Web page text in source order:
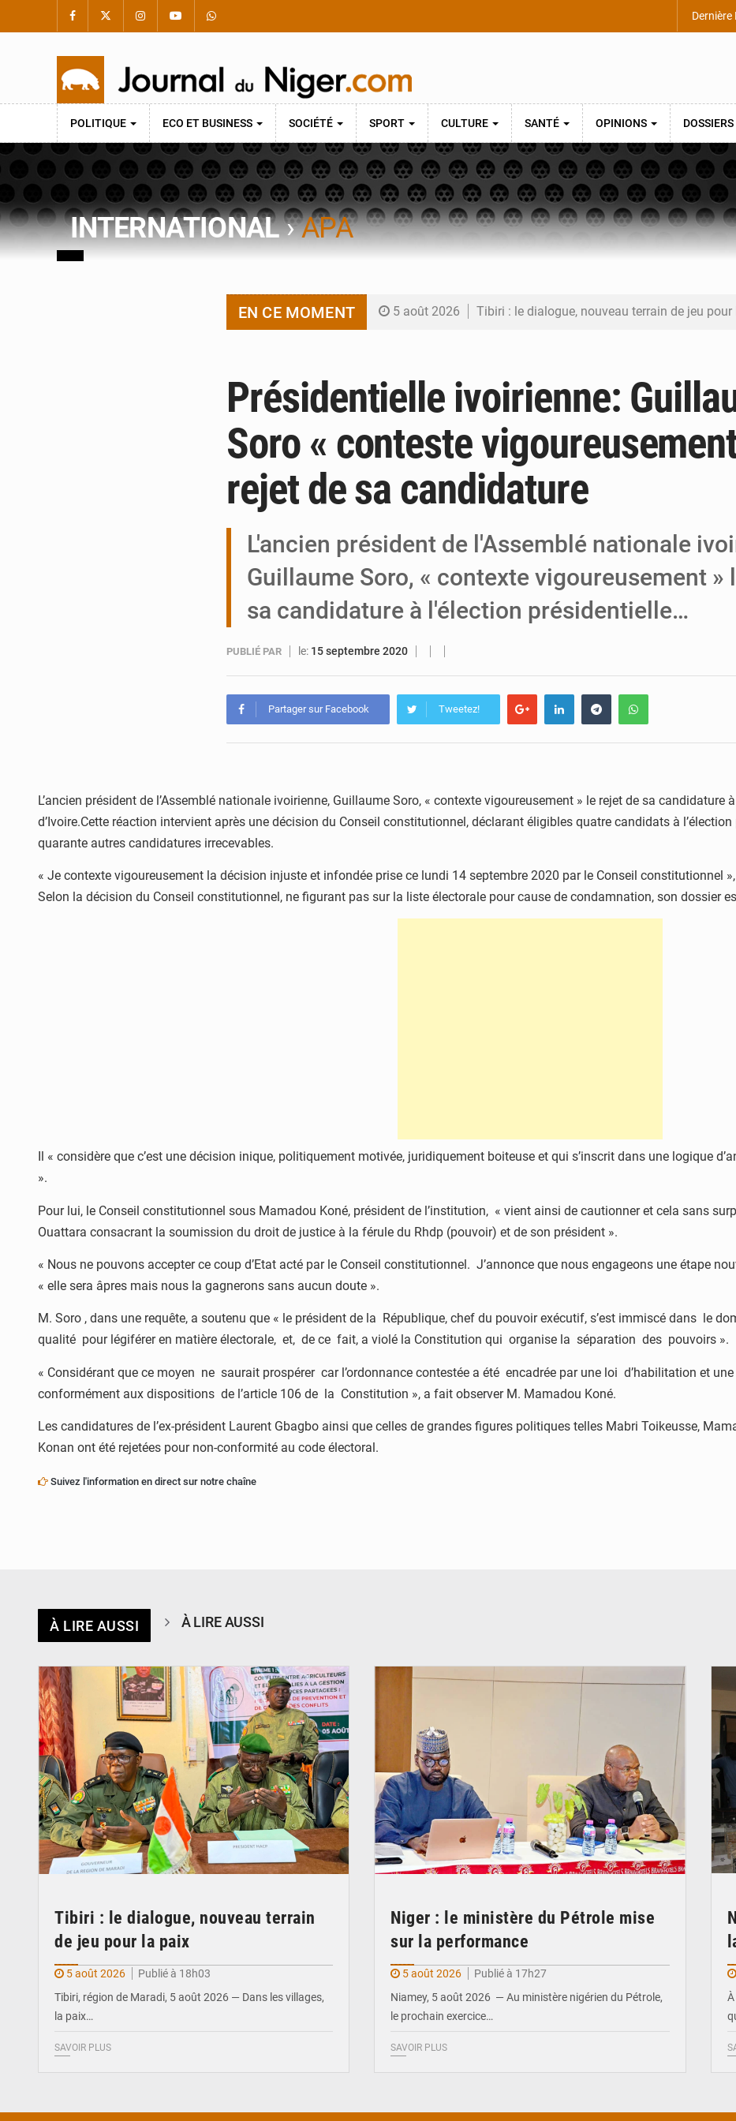
POLITIQUE ECO ET BUSINESS SOCIÉTÉ SPORT CULTURE SANTÉ OPINIONS DOSSIERS
INTERNATIONAL›APA
EN CE MOMENT 5 août 2026 Tibiri : le dialogue, nouveau terrain de jeu
5 août 2026 Niger : Abdoulaye Seydou en visite à la MCC
4 août 2026 Niamey : Mohamed Toumba enchaîne les
4 août 2026 Arlit : La police d’Akokan démantèle deux
Présidentielle ivoirienne:
Soro « conteste
rejet de sa candidature
L'ancien président de l'Assemblé nationale
Guillaume Soro, « contexte vigoureusement »
sa candidature à l'élection présidentielle…
PUBLIÉ PAR le: 15 septembre 2020
Partager sur Facebook Tweetez!
L’ancien président de l’Assemblé nationale ivoirienne, Guillaume Soro, « contexte vigoureusement » le rejet de sa candidature
d’Ivoire.Cette réaction intervient après une décision du Conseil constitutionnel, déclarant éligibles quatre candidats à
quarante autres candidatures irrecevables.
« Je contexte vigoureusement la décision injuste et infondée prise ce lundi 14 septembre 2020 par le Conseil constitutionnel
Selon la décision du Conseil constitutionnel, ne figurant pas sur la liste électorale pour cause de condamnation, son dossier
Il « considère que c’est une décision inique, politiquement motivée, juridiquement boiteuse et qui s’inscrit dans une logique
».
Pour lui, le Conseil constitutionnel sous Mamadou Koné, président de l’institution, « vient ainsi de cautionner et cela sans
Ouattara consacrant la soumission du droit de justice à la férule du Rhdp (pouvoir) et de son président ».
« Nous ne pouvons accepter ce coup d’Etat acté par le Conseil constitutionnel. J’annonce que nous engageons une étape
« elle sera âpres mais nous la gagnerons sans aucun doute ».
M. Soro , dans une requête, a soutenu que « le président de la République, chef du pouvoir exécutif, s’est immiscé dans le
qualité pour légiférer en matière électorale, et, de ce fait, a violé la Constitution qui organise la séparation des pouvoirs ».
« Considérant que ce moyen ne saurait prospérer car l’ordonnance contestée a été encadrée par une loi d’habilitation et
conformément aux dispositions de l’article 106 de la Constitution », a fait observer M. Mamadou Koné.
Les candidatures de l’ex-président Laurent Gbagbo ainsi que celles de grandes figures politiques telles Mabri Toikeusse,
Konan ont été rejetées pour non-conformité au code électoral.
Suivez l'information en direct sur notre chaîne
À LIRE AUSSI À LIRE AUSSI
Tibiri : le dialogue, nouveau terrain
de jeu pour la paix
5 août 2026
Publié à 18h03
Tibiri, région de Maradi, 5 août 2026 — Dans les villages,
la paix…
SAVOIR PLUS
Niger : le ministère du Pétrole mise
sur la performance
5 août 2026
Publié à 17h27
Niamey, 5 août 2026 — Au ministère nigérien du Pétrole,
le prochain exercice…
SAVOIR PLUS